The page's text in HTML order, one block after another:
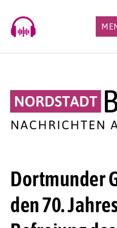
content
Dortmunder
den 70.